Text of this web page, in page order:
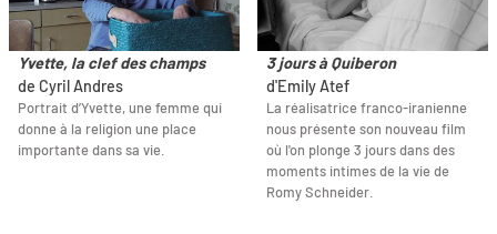
Yvette, la clef des champs
de Cyril Andres
Portrait d’Yvette, une femme qui
donne à la religion une place
importante dans sa vie.
3 jours à Quiberon
d'Emily Atef
La réalisatrice franco-iranienne
nous présente son nouveau film
où l'on plonge 3 jours dans des
moments intimes de la vie de
Romy Schneider.